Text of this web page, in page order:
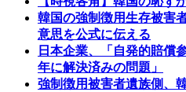
韓国の強制徴用生存被害
意思を公式に伝える
日本企業、「自発的賠償
年に解決済みの問題」
強制徴用被害者遺族側、